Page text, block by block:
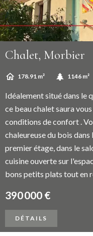
Chalet, Morbier
178.91 m² 1146 m²
Idéalement situé dans le
ce beau chalet saura
conditions de confort .
chaleureuse du bois
premier étage, dans le
cuisine ouverte sur
bons petits plats tout en
390 000 €
DÉTAILS